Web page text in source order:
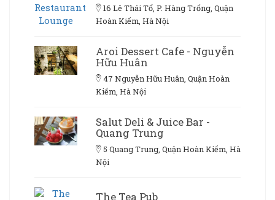
16 Lê Thái Tổ, P. Hàng Trống, Quận
Hoàn Kiếm, Hà Nội
Aroi Dessert Cafe - Nguyễn
Hữu Huân
47 Nguyễn Hữu Huân, Quận Hoàn
Kiếm, Hà Nội
Salut Deli & Juice Bar -
Quang Trung
5 Quang Trung, Quận Hoàn Kiếm, Hà
Nội
The Tea Pub